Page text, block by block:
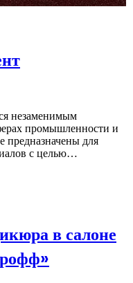
незаменимым
промышленности и
предназначены для
с целью…
в салоне